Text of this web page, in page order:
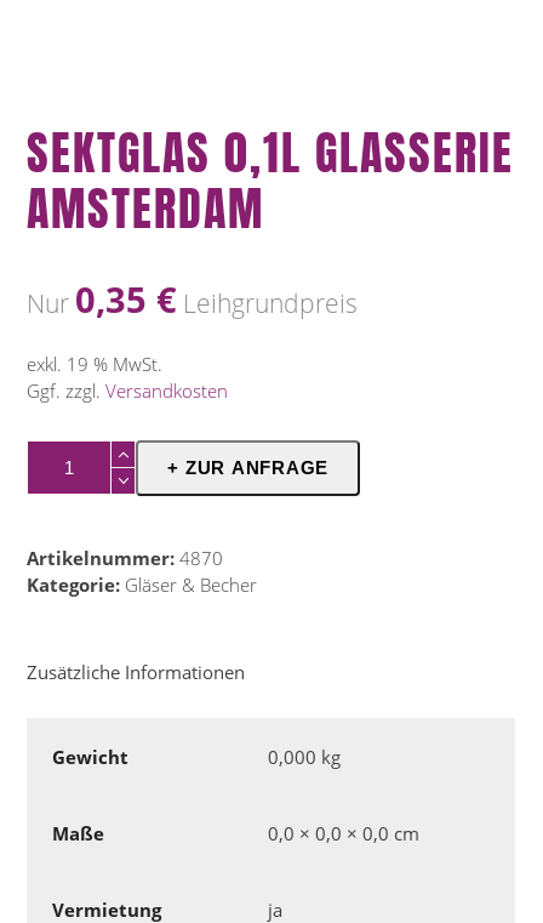
SEKTGLAS 0,1L GLASSERIE
AMSTERDAM
Nur 0,35 € Leihgrundpreis
exkl. 19 % MwSt.
Ggf. zzgl.Versandkosten
Menge
+ ZUR ANFRAGE
Artikelnummer:4870
Kategorie: Gläser & Becher
Zusätzliche Informationen
Gewicht 0,000 kg
Maße 0,0 × 0,0 × 0,0 cm
Vermietung ja